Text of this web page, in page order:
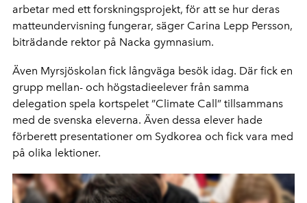
arbetar med ett forskningsprojekt, för att se hur deras
matteundervisning fungerar, säger Carina Lepp Persson,
biträdande rektor på Nacka gymnasium.
Även Myrsjöskolan fick långväga besök idag. Där fick en
grupp mellan- och högstadieelever från samma
delegation spela kortspelet ”Climate Call” tillsammans
med de svenska eleverna. Även dessa elever hade
förberett presentationer om Sydkorea och fick vara med
på olika lektioner.